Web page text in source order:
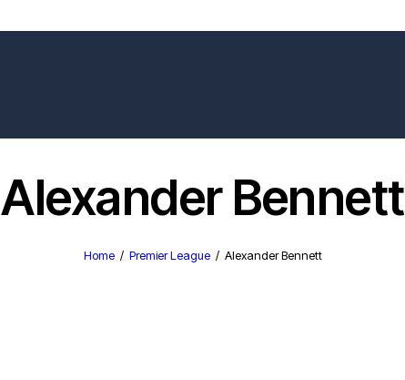
Alexander Bennett
Home Premier League Alexander Bennett